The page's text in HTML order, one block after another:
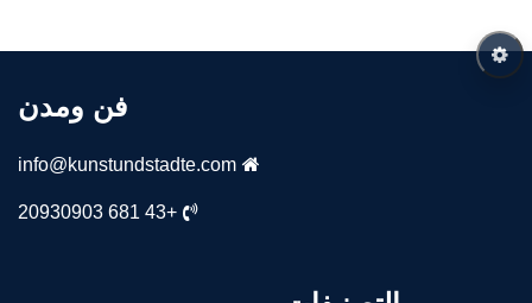
فن ومدن
info@kunstundstadte.com
+43 681 20930903